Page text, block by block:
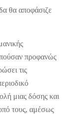
θα αποφάσιζε
προφανώς
τις
μιας δόσης και
τους, αμέσως